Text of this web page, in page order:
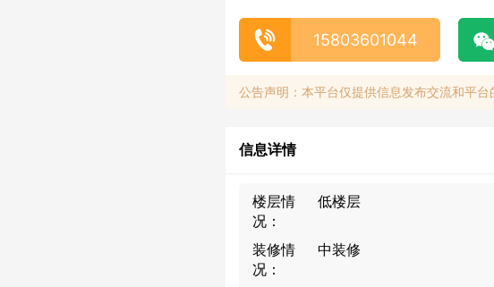
15803601044
公告声明：本平台仅提供信息发布交流和平
信息详情
楼层情
况：
低楼层
装修情
况：
中装修